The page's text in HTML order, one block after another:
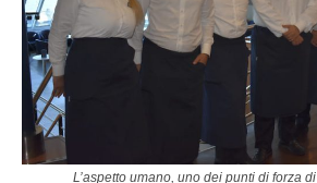
L’aspetto umano, uno dei punti di forza di